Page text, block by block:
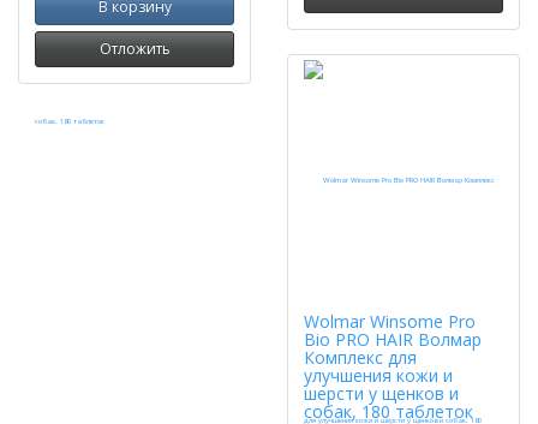
В корзину
Отложить
Wolmar Winsome Pro
Bio PRO HAIR Волмар
Комплекс для
улучшения кожи и
шерсти у щенков и
собак, 180 таблеток